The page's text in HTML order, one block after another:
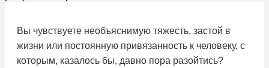
Вы чувствуете необъяснимую тяжесть, застой в
жизни или постоянную привязанность к человеку, с
которым, казалось бы, давно пора разойтись?